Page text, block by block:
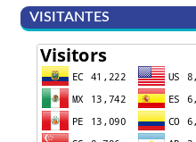
VISITANTES